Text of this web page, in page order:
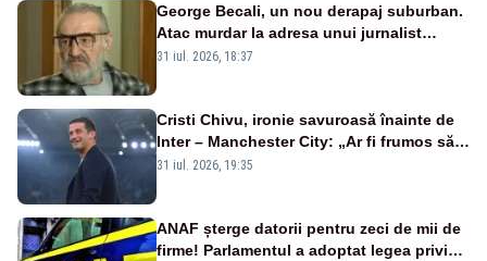
George Becali, un nou derapaj suburban.
Atac murdar la adresa unui jurnalist
sportiv – AUDIO
31 iul. 2026, 18:37
Cristi Chivu, ironie savuroasă înainte de
Inter – Manchester City: „Ar fi frumos să
mai cumpărați și de la noi”
31 iul. 2026, 19:35
ANAF șterge datorii pentru zeci de mii de
firme! Parlamentul a adoptat legea privind